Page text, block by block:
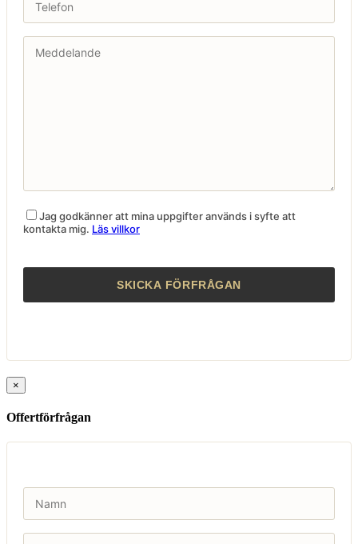
Jag godkänner att mina uppgifter används i syfte att
kontakta mig. Läs villkor
×
Offertförfrågan